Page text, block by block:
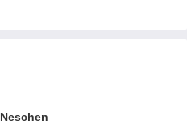
Neschen